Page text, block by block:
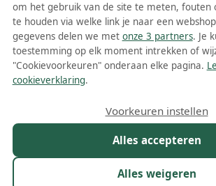
Wis
Copacabana schoenen
Meer lezen
Kleur Prijs
om het gebruik van de site te meten, fouten
te houden via welke link je naar een
gegevens delen we met onze 3 partners. Je
toestemming op elk moment intrekken of
"Cookievoorkeuren" onderaan elke pagina.
cookieverklaring.
Alles accepteren
Alles weigeren
Voorkeuren instellen